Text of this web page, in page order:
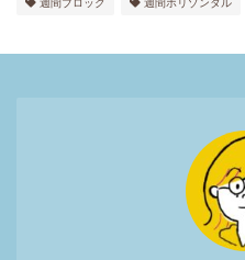
週間ブロック 週間ホリゾンタル